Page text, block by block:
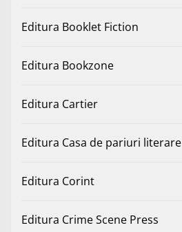
Editura Booklet Fiction
Editura Bookzone
Editura Cartier
Editura Casa de pariuri literare
Editura Corint
Editura Crime Scene Press